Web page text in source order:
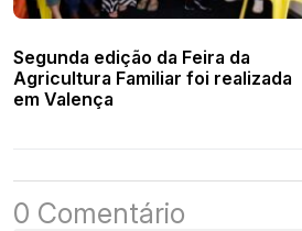
Segunda edição da Feira da
Agricultura Familiar foi realizada
em Valença
0 Comentário